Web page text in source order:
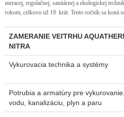
meracej, regulačnej, sanitárnej a ekologickej
rokom, celkovo už 19 krát. Tento ročník sa koná
ZAMERANIE VEľTRHU
NITRA
Vykurovacia technika a systémy
Potrubia a armatúry pre vykurovanie,
vodu, kanalizáciu, plyn a paru